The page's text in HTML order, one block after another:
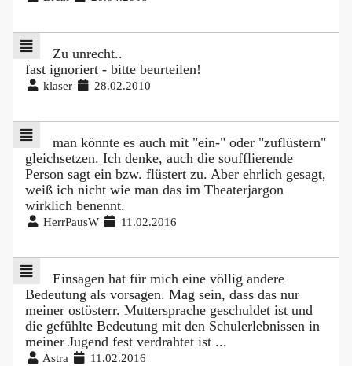
Zu unrecht..
fast ignoriert - bitte beurteilen!
klaser 28.02.2010
man könnte es auch mit "ein-" oder "zuflüstern"
gleichsetzen. Ich denke, auch die soufflierende
Person sagt ein bzw. flüstert zu. Aber ehrlich gesagt,
weiß ich nicht wie man das im Theaterjargon
wirklich benennt.
HerrPausW 11.02.2016
Einsagen hat für mich eine völlig andere
Bedeutung als vorsagen. Mag sein, dass das nur
meiner ostösterr. Muttersprache geschuldet ist und
die gefühlte Bedeutung mit den Schulerlebnissen in
meiner Jugend fest verdrahtet ist ...
Astra 11.02.2016